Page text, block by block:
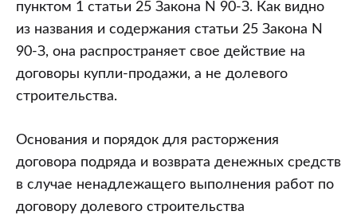
пунктом 1 статьи 25 Закона N 90-З. Как видно
из названия и содержания статьи 25 Закона N
90-З, она распространяет свое действие на
договоры купли-продажи, а не долевого
строительства.
Основания и порядок для расторжения
договора подряда и возврата денежных средств
в случае ненадлежащего выполнения работ по
договору долевого строительства